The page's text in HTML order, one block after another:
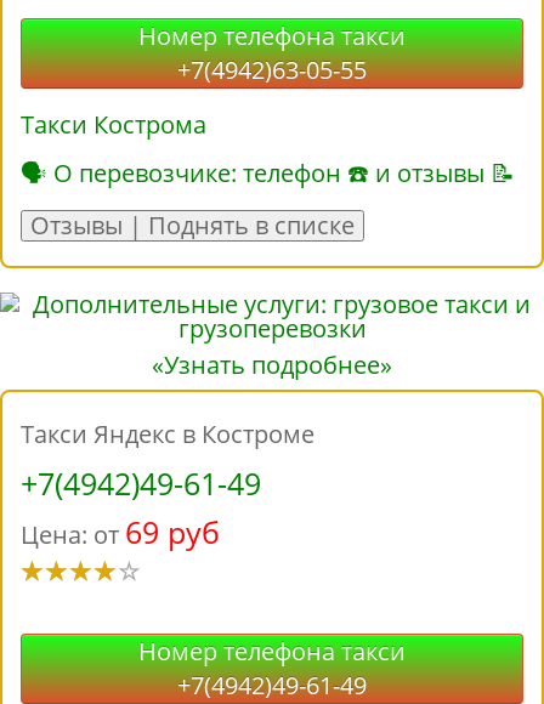
Номер телефона такси
+7(4942)63-05-55
Такси Кострома
🗣 О перевозчике: телефон ☎ и отзывы 📝
Отзывы | Поднять в списке
«Узнать подробнее»
Такси Яндекс в Костроме
+7(4942)49-61-49
Цена: от 69 руб
Номер телефона такси
+7(4942)49-61-49